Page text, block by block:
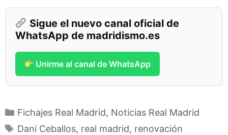
Sigue el nuevo canal oficial de
WhatsApp de madridismo.es
Unirme al canal de WhatsApp
Categorías
Fichajes Real Madrid, Noticias Real Madrid
Etiquetas
Dani Ceballos, real madrid, renovación